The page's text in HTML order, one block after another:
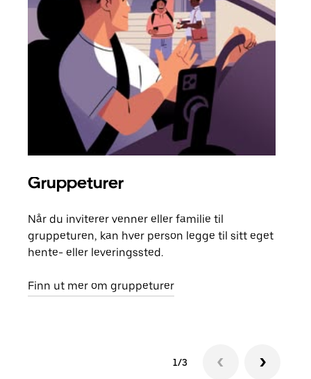
Gruppeturer
Når du inviterer venner eller familie til
gruppeturen, kan hver person legge til sitt eget
hente- eller leveringssted.
Finn ut mer om gruppeturer
1/3